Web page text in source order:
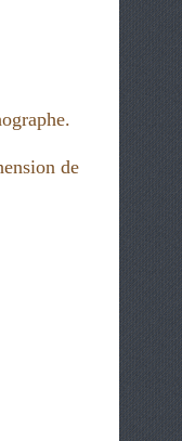
de